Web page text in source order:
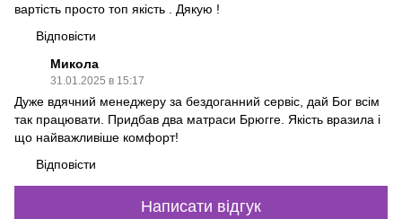
вартість просто топ якість . Дякую !
Відповісти
Микола
31.01.2025 в 15:17
Дуже вдячний менеджеру за бездоганний сервіс, дай Бог всім
так працювати. Придбав два матраси Брюгге. Якість вразила і
що найважливіше комфорт!
Відповісти
Написати відгук